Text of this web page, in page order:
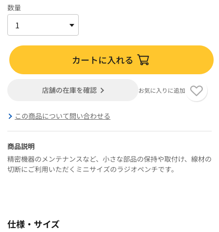
数量
カートに入れる
店舗の在庫を確認 お気に入りに追加
この商品について問い合わせる
商品説明
精密機器のメンテナンスなど、小さな部品の保持や取付け、線材の
切断にご利用いただくミニサイズのラジオペンチです。
仕様・サイズ